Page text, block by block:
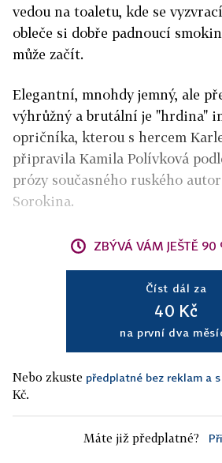
vedou na toaletu, kde se
obleče si dobře padnoucí
může začít.
Elegantní, mnohdy jemný, ale
výhrůžný a brutální je "hrdina"
opričníka, kterou s hercem
připravila Kamila Polívková
prózy současného ruského
Sorokina.
ZBÝVÁ VÁM JEŠTĚ 90
Číst dál za
40 Kč
na první dva
Nebo zkuste předplatné bez reklam a
Kč.
Máte již předplatné?